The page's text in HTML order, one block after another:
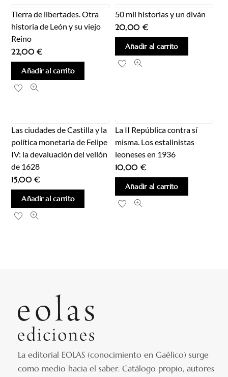
Tierra de libertades. Otra
historia de León y su viejo
Reino
22,00€
Añadir al carrito
50 mil historias y un diván
20,00 €
Añadir al carrito
Las ciudades de Castilla y la
política monetaria de Felipe
IV: la devaluación del vellón
de 1628
15,00€
Añadir al carrito
La II República contra sí
misma. Los estalinistas
leoneses en 1936
10,00 €
Añadir al carrito
La editorial EOLAS (conocimiento en Gaélico) surge
como medio hacia el saber.Catálogo propio, autores